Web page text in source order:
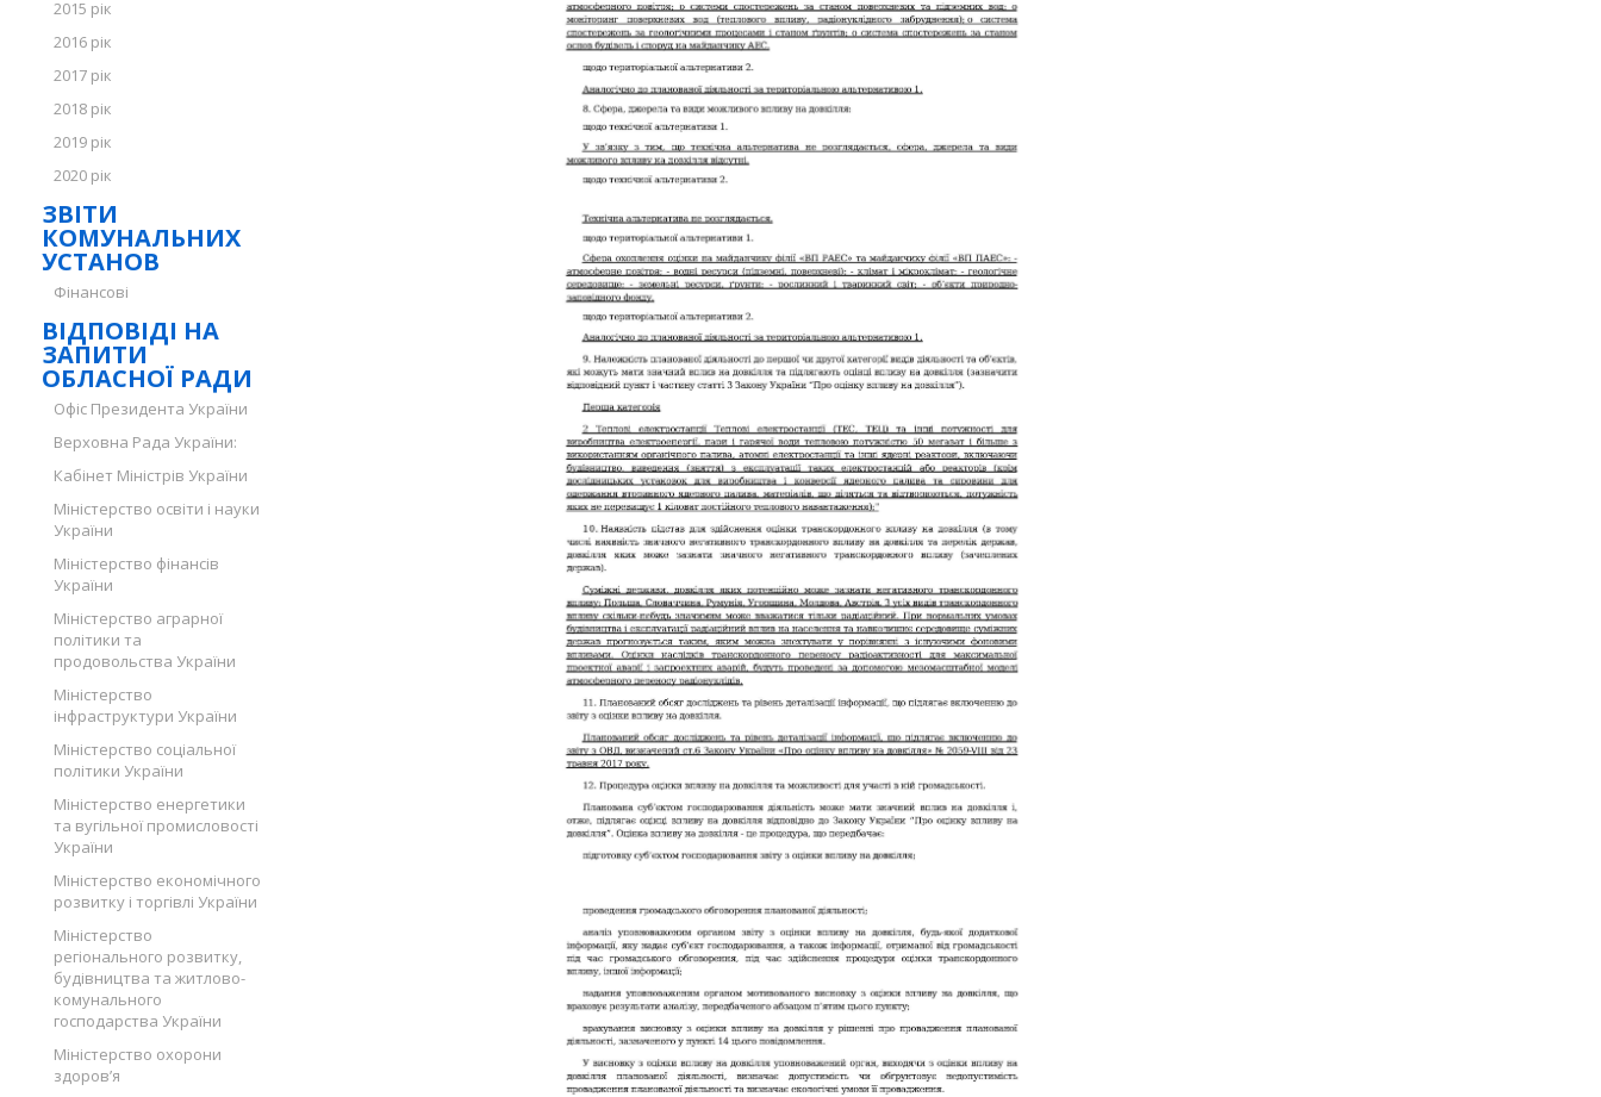
2015 рік
2016 рік
2017 рік
2018 рік
2019 рік
2020 рік
ЗВІТИ
КОМУНАЛЬНИХ
УСТАНОВ
Фінансові
ВІДПОВІДІ НА
ЗАПИТИ
ОБЛАСНОЇ РАДИ
Офіс Президента України
Верховна Рада України:
Кабінет Міністрів України
Міністерство освіти і науки
України
Міністерство фінансів
України
Міністерство аграрної
політики та
продовольства України
Міністерство
інфраструктури України
Міністерство соціальної
політики України
Міністерство енергетики
та вугільної промисловості
України
Міністерство економічного
розвитку і торгівлі України
Міністерство
регіонального розвитку,
будівництва та житлово-
комунального
господарства України
Міністерство охорони
здоров’я